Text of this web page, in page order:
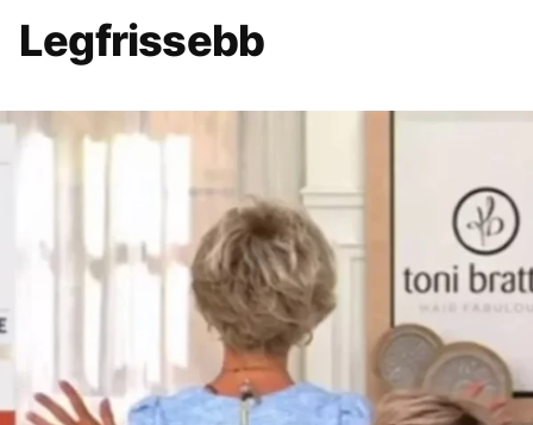
Legfrissebb